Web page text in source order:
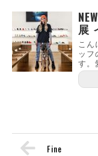
展
こん
ッフ
す。
Fine